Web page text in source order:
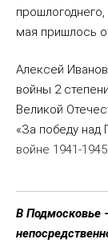
мая пришлось
Алексей
войны 2
Великой
«За победу над
войне 1941-
В Подмосковье